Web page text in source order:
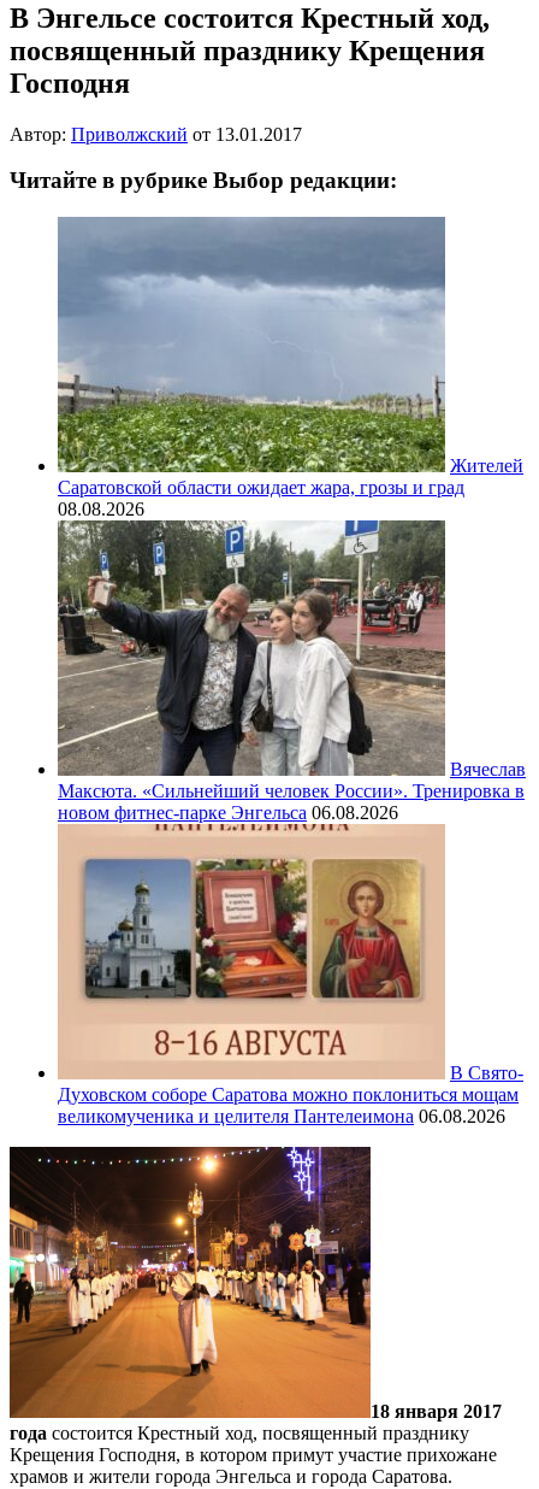
В Энгельсе состоится Крестный ход,
посвященный празднику Крещения
Господня
Автор: Приволжский от 13.01.2017
Читайте в рубрике Выбор редакции:
Жителей
Саратовской области ожидает жара, грозы и град
08.08.2026
Вячеслав
Максюта. «Сильнейший человек России». Тренировка в
новом фитнес-парке Энгельса 06.08.2026
В Свято-
Духовском соборе Саратова можно поклониться мощам
великомученика и целителя Пантелеимона 06.08.2026
18 января 2017
года состоится Крестный ход, посвященный празднику
Крещения Господня, в котором примут участие прихожане
храмов и жители города Энгельса и города Саратова.